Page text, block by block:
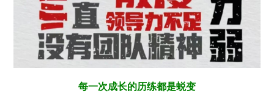
每一次成长的历练都是蜕变